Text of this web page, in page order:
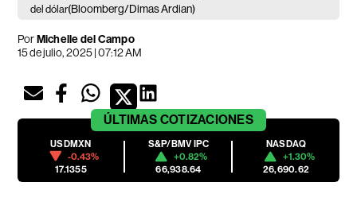
del dólar(Bloomberg/Dimas Ardian)
PorMichelle del Campo
15 de julio, 2025 | 07:12 AM
ÚLTIMAS COTIZACIONES
USDMXN
-0.43%
17.1355
S&P/BMV IPC
+0.82%
66,938.64
NASDAQ
+1.30%
26,690.62